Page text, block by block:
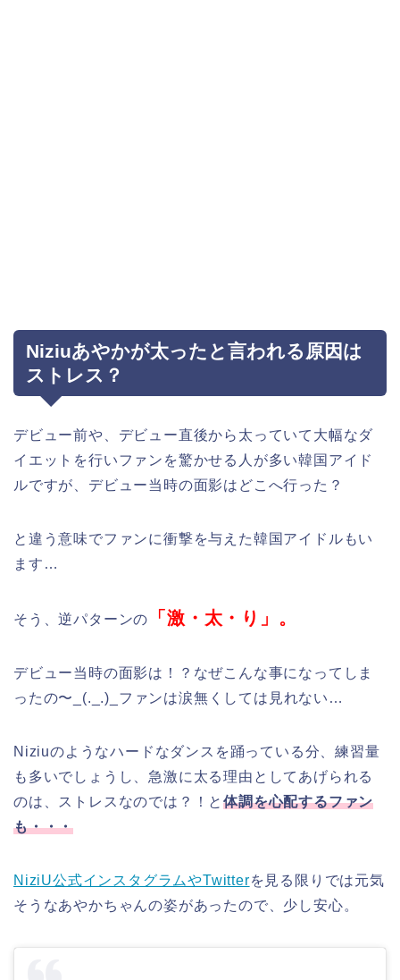
Niziuあやかが太ったと言われる原因は
ストレス？
デビュー前や、デビュー直後から太っていて大幅なダ
イエットを行いファンを驚かせる人が多い韓国アイド
ルですが、デビュー当時の面影はどこへ行った？
と違う意味でファンに衝撃を与えた韓国アイドルもい
ます…
そう、逆パターンの 「激・太・り」。
デビュー当時の面影は！？なぜこんな事になってしま
ったの〜_(._.)_ファンは涙無くしては見れない…
Niziuのようなハードなダンスを踊っている分、練習量
も多いでしょうし、急激に太る理由としてあげられる
のは、ストレスなのでは？！と体調を心配するファン
も・・・
NiziU公式インスタグラムやTwitterを見る限りでは元気
そうなあやかちゃんの姿があったので、少し安心。